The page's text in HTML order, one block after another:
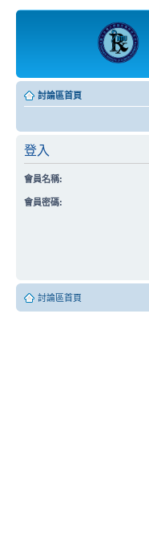
討論區首頁
登入
會員名稱:
會員密碼:
討論區首頁